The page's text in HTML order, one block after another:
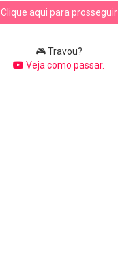
Clique aqui para prosseguir
🎮 Travou?
Veja como passar.